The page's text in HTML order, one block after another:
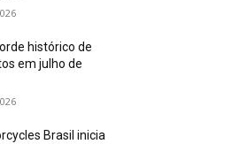
histórico de
em julho de
Brasil inicia